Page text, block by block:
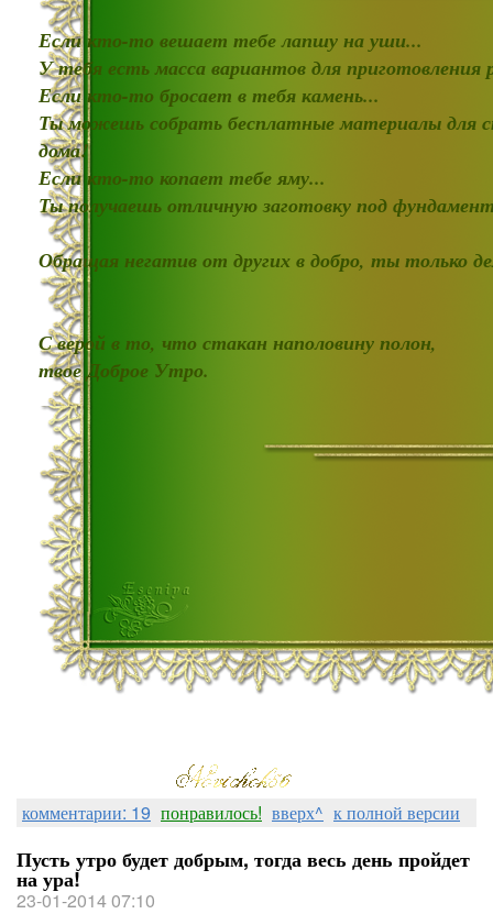
Если кто-то вешает тебе лапшу на уши...
У тебя есть масса вариантов для
Если кто-то бросает в тебя камень...
Ты можешь собрать бесплатные материалы для
дома!
Если кто-то копает тебе яму...
Ты получаешь отличную заготовку под
Обращая негатив от других в добро, ты только
С верой в то, что стакан наполовину полон,
твое Доброе Утро.
комментарии: 19 понравилось! вверх^ к полной версии
Пусть утро будет добрым, тогда весь день пройдет
на ура!
23-01-2014 07:10